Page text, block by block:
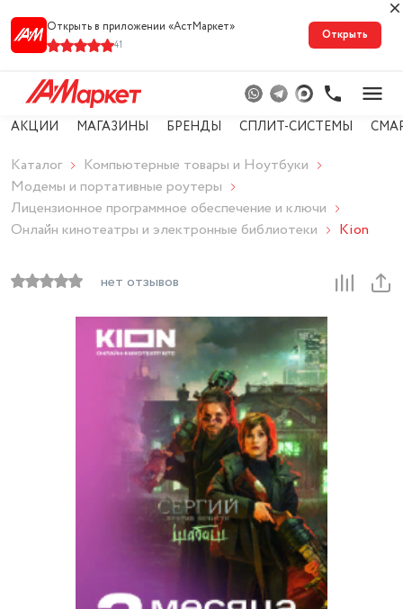
Открыть в приложении «АстМарке‪т‬»
41
Открыть
АКЦИИ МАГАЗИНЫ БРЕНДЫ СПЛИТ-СИСТЕМЫ
Каталог
Компьютерные товары и Ноутбуки
Модемы и портативные роутеры
Лицензионное программное обеспечение и ключи
Онлайн кинотеатры и электронные библиотеки
Kion
нет отзывов